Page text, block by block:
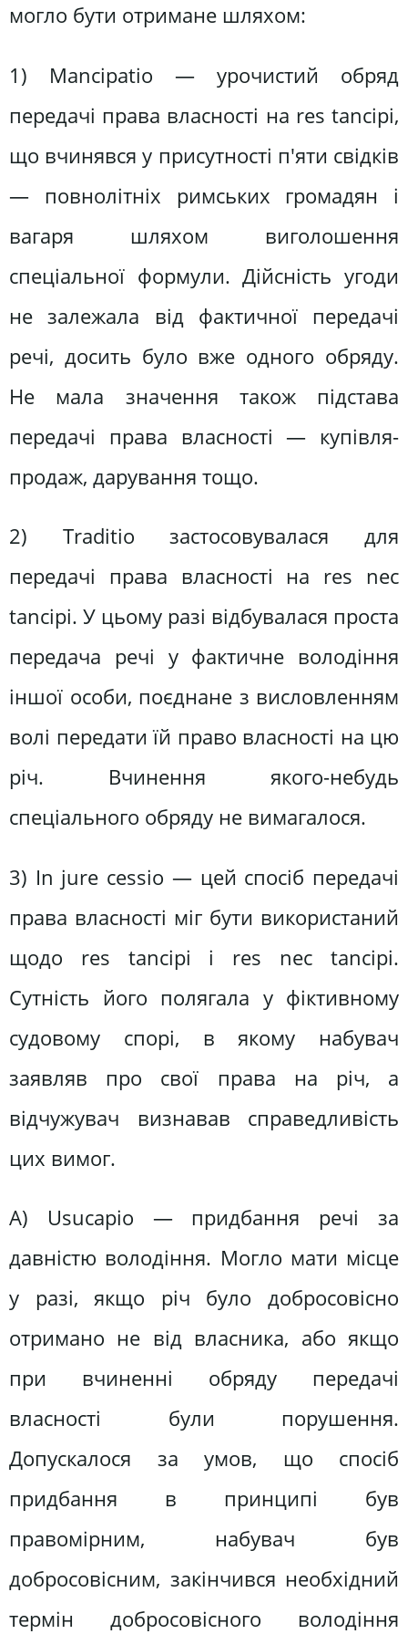
могло бути отримане шляхом:
1) Mancipatio — урочистий обряд
передачі права власності на res tаnсірі,
що вчинявся у присутності п'яти свідків
— повнолітніх римських громадян і
вагаря шляхом виголошення
спеціальної формули. Дійсність угоди
не залежала від фактичної передачі
речі, досить було вже одного обряду.
Не мала значення також підстава
передачі права власності — купівля-
продаж, дарування тощо.
2) Traditio застосовувалася для
передачі права власності на res nес
tаnсірі. У цьому разі відбувалася проста
передача речі у фактичне володіння
іншої особи, поєднане з висловленням
волі передати їй право власності на цю
річ. Вчинення якого-небудь
спеціального обряду не вимагалося.
3) In jure cessio — цей спосіб передачі
права власності міг бути використаний
щодо res tаnсірі і res nес tаnсірі.
Сутність його полягала у фіктивному
судовому спорі, в якому набувач
заявляв про свої права на річ, а
відчужувач визнавав справедливість
цих вимог.
A) Usucapio — придбання речі за
давністю володіння. Могло мати місце
у разі, якщо річ було добросовісно
отримано не від власника, або якщо
при вчиненні обряду передачі
власності були порушення.
Допускалося за умов, що спосіб
придбання в принципі був
правомірним, набувач був
добросовісним, закінчився необхідний
термін добросовісного володіння